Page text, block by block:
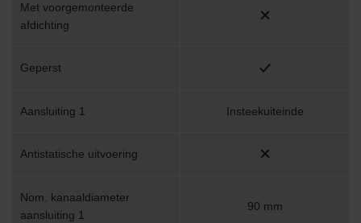
Met voorgemonteerde
afdichting
Geperst
Aansluiting 1 Insteekuiteinde
Antistatische uitvoering
Nom. kanaaldiameter
aansluiting 1
90 mm